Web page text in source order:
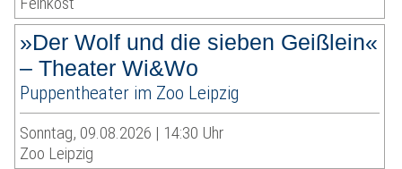
»Der Wolf und die sieben Geißlein«
– Theater Wi&Wo
Puppentheater im Zoo Leipzig
Sonntag, 09.08.2026 | 14:30 Uhr
Zoo Leipzig